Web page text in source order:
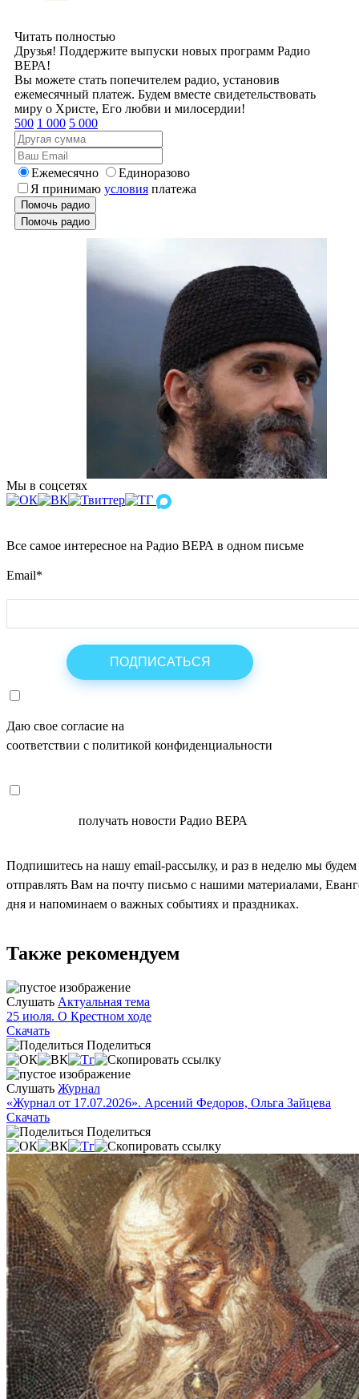
Читать полностью
Друзья! Поддержите выпуски новых программ Радио
ВЕРА!
Вы можете стать попечителем радио, установив
ежемесячный платеж. Будем вместе свидетельствовать
миру о Христе, Его любви и милосердии!
500 1 000 5 000
Ежемесячно
Единоразово
Я принимаю условия платежа
Помочь радио
Помочь радио
Мы в соцсетях
Все самое интересное на Радио ВЕРА в одном письме
Email*
Даю свое согласие на
соответствии с политикой конфиденциальности
получать новости Радио ВЕРА
Подпишитесь на нашу email-рассылку, и раз в неделю мы будем
отправлять Вам на почту письмо с нашими материалами,
дня и напоминаем о важных событиях и праздниках.
Также рекомендуем
Слушать Актуальная тема
25 июля. О Крестном ходе
Скачать
Поделиться
Слушать Журнал
«Журнал от 17.07.2026». Арсений Федоров, Ольга Зайцева
Скачать
Поделиться